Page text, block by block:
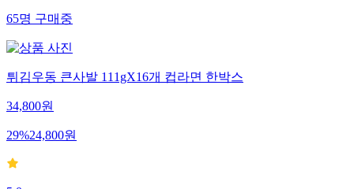
65명구매중
튀김우동 큰사발 111gX16개 컵라면 한박스
34,800원
29%24,800원